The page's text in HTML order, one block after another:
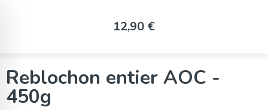
Reblochon entier AOC -
450g
12,90 €